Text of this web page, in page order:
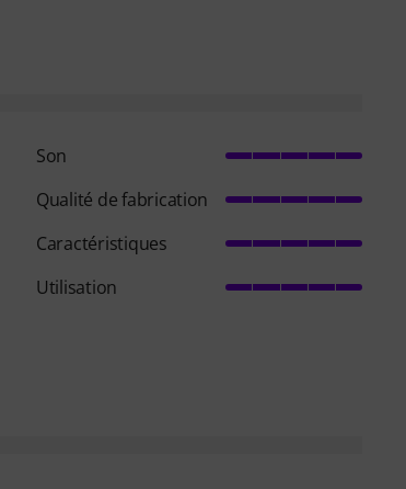
Son
Qualité de fabrication
Caractéristiques
Utilisation